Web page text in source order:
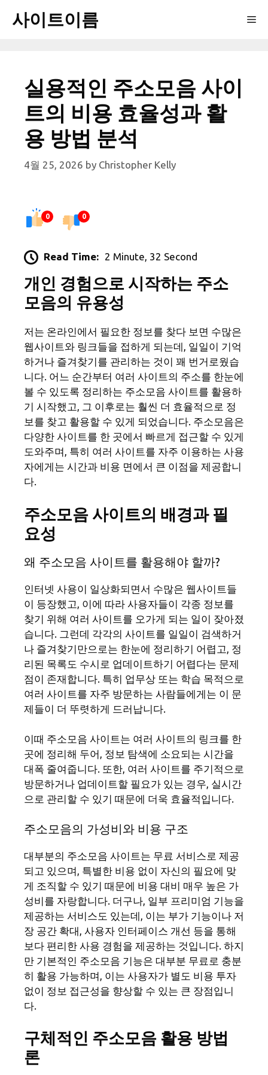
사이트이름
실용적인 주소모음 사이
트의 비용 효율성과 활
용 방법 분석
4월 25, 2026 by Christopher Kelly
0 0
Read Time: 2 Minute, 32 Second
개인 경험으로 시작하는 주소
모음의 유용성
저는 온라인에서 필요한 정보를 찾다 보면 수많은
웹사이트와 링크들을 접하게 되는데, 일일이 기억
하거나 즐겨찾기를 관리하는 것이 꽤 번거로웠습
니다. 어느 순간부터 여러 사이트의 주소를 한눈에
볼 수 있도록 정리하는 주소모음 사이트를 활용하
기 시작했고, 그 이후로는 훨씬 더 효율적으로 정
보를 찾고 활용할 수 있게 되었습니다. 주소모음은
다양한 사이트를 한 곳에서 빠르게 접근할 수 있게
도와주며, 특히 여러 사이트를 자주 이용하는 사용
자에게는 시간과 비용 면에서 큰 이점을 제공합니
다.
주소모음 사이트의 배경과 필
요성
왜 주소모음 사이트를 활용해야 할까?
인터넷 사용이 일상화되면서 수많은 웹사이트들
이 등장했고, 이에 따라 사용자들이 각종 정보를
찾기 위해 여러 사이트를 오가게 되는 일이 잦아졌
습니다. 그런데 각각의 사이트를 일일이 검색하거
나 즐겨찾기만으로는 한눈에 정리하기 어렵고, 정
리된 목록도 수시로 업데이트하기 어렵다는 문제
점이 존재합니다. 특히 업무상 또는 학습 목적으로
여러 사이트를 자주 방문하는 사람들에게는 이 문
제들이 더 뚜렷하게 드러납니다.
이때 주소모음 사이트는 여러 사이트의 링크를 한
곳에 정리해 두어, 정보 탐색에 소요되는 시간을
대폭 줄여줍니다. 또한, 여러 사이트를 주기적으로
방문하거나 업데이트할 필요가 있는 경우, 실시간
으로 관리할 수 있기 때문에 더욱 효율적입니다.
주소모음의 가성비와 비용 구조
대부분의 주소모음 사이트는 무료 서비스로 제공
되고 있으며, 특별한 비용 없이 자신의 필요에 맞
게 조직할 수 있기 때문에 비용 대비 매우 높은 가
성비를 자랑합니다. 더구나, 일부 프리미엄 기능을
제공하는 서비스도 있는데, 이는 부가 기능이나 저
장 공간 확대, 사용자 인터페이스 개선 등을 통해
보다 편리한 사용 경험을 제공하는 것입니다. 하지
만 기본적인 주소모음 기능은 대부분 무료로 충분
히 활용 가능하며, 이는 사용자가 별도 비용 투자
없이 정보 접근성을 향상할 수 있는 큰 장점입니
다.
구체적인 주소모음 활용 방법
론